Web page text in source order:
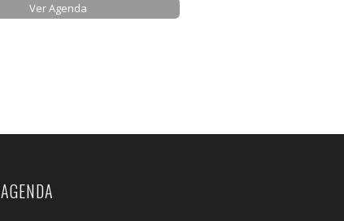
Ver Agenda
AGENDA